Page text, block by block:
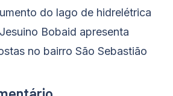
do lago de hidrelétrica
Bobaid apresenta
no bairro São Sebastião